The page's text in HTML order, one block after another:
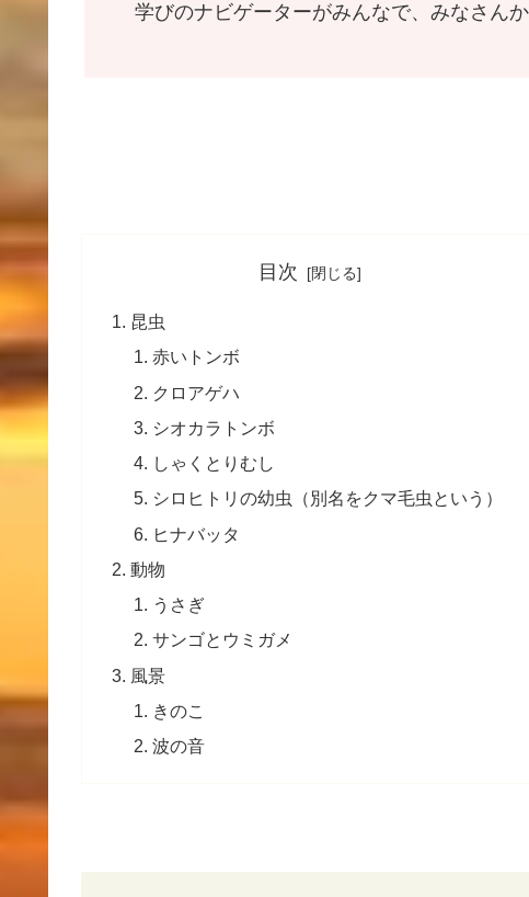
学びのナビゲーターがみんなで、みなさん
目次
昆虫
赤いトンボ
クロアゲハ
シオカラトンボ
しゃくとりむし
シロヒトリの幼虫
（別名をクマ毛虫という）
ヒナバッタ
動物
うさぎ
サンゴとウミガメ
風景
きのこ
波の音